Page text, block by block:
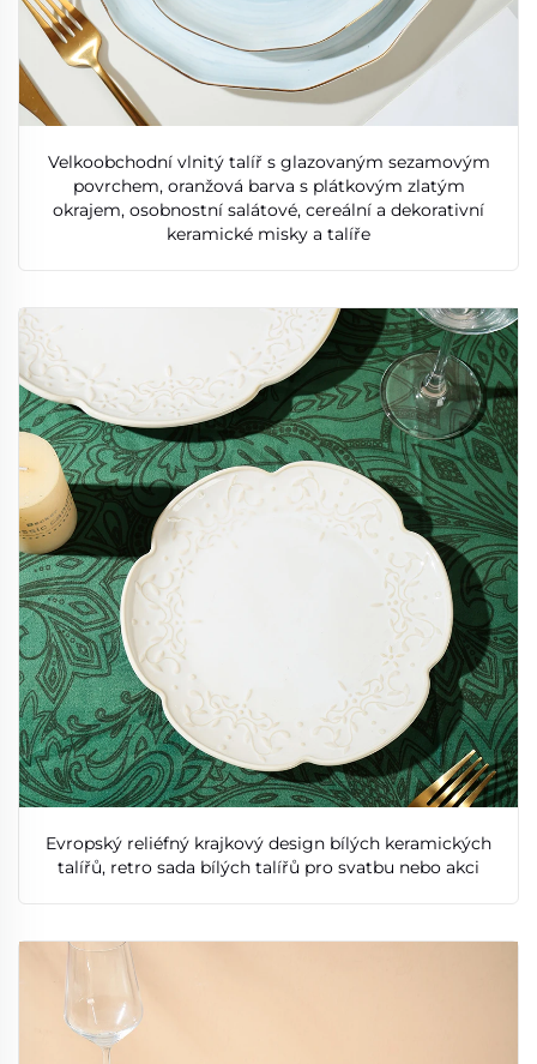
Velkoobchodní vlnitý talíř s glazovaným sezamovým
povrchem, oranžová barva s plátkovým zlatým
okrajem, osobnostní salátové, cereální a dekorativní
keramické misky a talíře
Evropský reliéfný krajkový design bílých keramických
talířů, retro sada bílých talířů pro svatbu nebo akci